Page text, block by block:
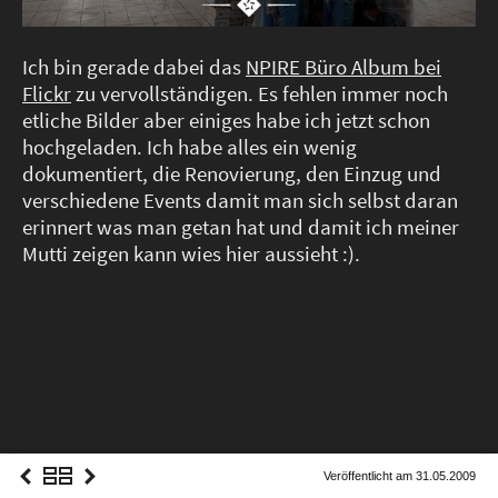
Social Noise
Food Embassy
Grindel EV
18 Jahre (DE)
#SFTB (DE)
14 Jahre (DE)
Imprint & Privacy Policy
Ich bin gerade dabei das NPIRE Büro Album bei
Flickrzu vervollständigen. Es fehlen immer noch
etliche Bilder aber einiges habe ich jetzt schon
hochgeladen. Ich habe alles ein wenig
dokumentiert, die Renovierung, den Einzug und
verschiedene Events damit man sich selbst daran
erinnert was man getan hat und damit ich meiner
Mutti zeigen kann wies hier aussieht :).
Veröffentlicht am 31.05.2009